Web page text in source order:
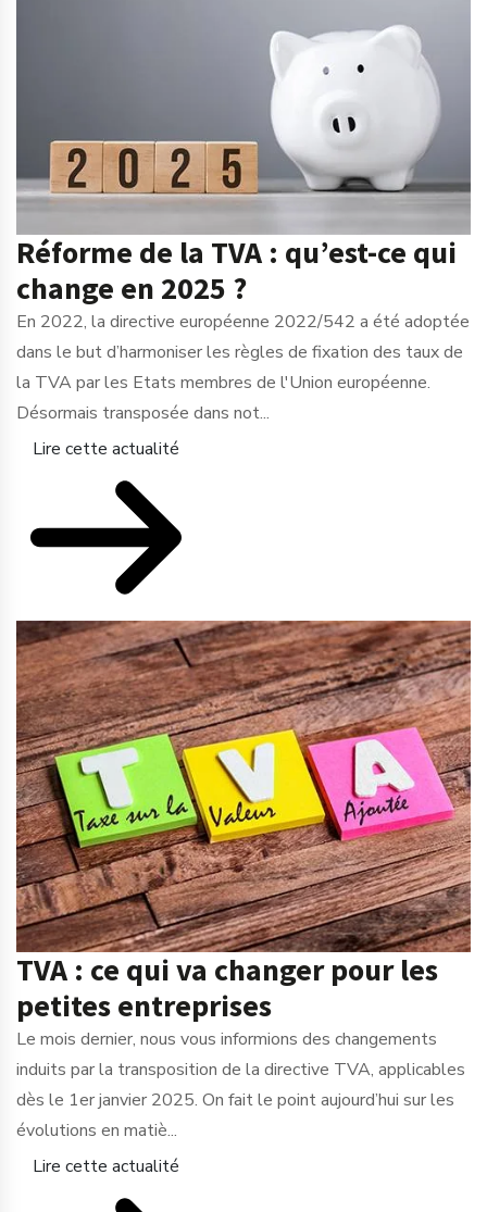
Réforme de la TVA : qu’est-ce qui
change en 2025 ?
En 2022, la directive européenne 2022/542 a été adoptée
dans le but d’harmoniser les règles de fixation des taux de
la TVA par les Etats membres de l'Union européenne.
Désormais transposée dans not...
Lire cette actualité
TVA : ce qui va changer pour les
petites entreprises
Le mois dernier, nous vous informions des changements
induits par la transposition de la directive TVA, applicables
dès le 1er janvier 2025. On fait le point aujourd’hui sur les
évolutions en matiè...
Lire cette actualité